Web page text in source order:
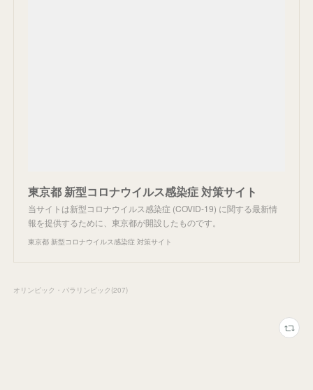
東京都 新型コロナウイルス感染症 対策サイト
当サイトは新型コロナウイルス感染症 (COVID-19) に関する最新情
報を提供するために、東京都が開設したものです。
東京都 新型コロナウイルス感染症 対策サイト
オリンピック・パラリンピック (207)